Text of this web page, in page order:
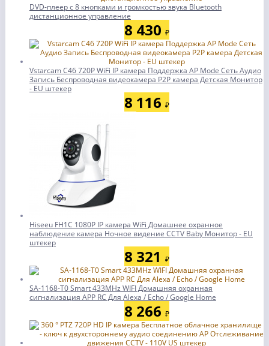
DVD-плеер с 8 кнопками и громкостью звука Bluetooth
дистанционное управление
8 430 ₽
Vstarcam C46 720P WiFi IP камера Поддержка AP Mode Сеть Аудио
Запись Беспроводная видеокамера P2P камера Детская Монитор
- EU штекер
8 116 ₽
Hiseeu FH1C 1080P IP камера WiFi Домашнее охранное
наблюдение камера Ночное видение CCTV Baby Монитор - EU
штекер
8 321 ₽
SA-1168-T0 Smart 433MHz WIFI Домашняя охранная
сигнализация APP RC Для Alexa / Echo / Google Home
8 266 ₽